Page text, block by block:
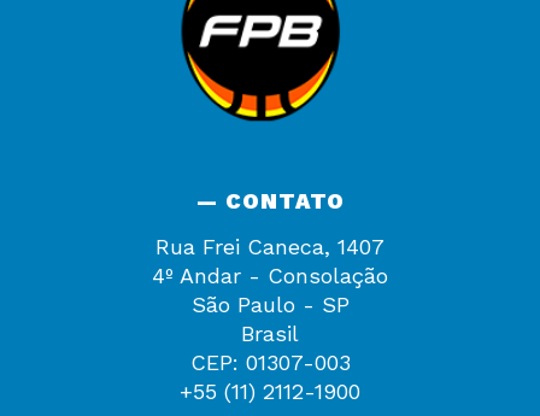
— CONTATO
Rua Frei Caneca, 1407
4º Andar - Consolação
São Paulo - SP
Brasil
CEP: 01307-003
+55 (11) 2112-1900